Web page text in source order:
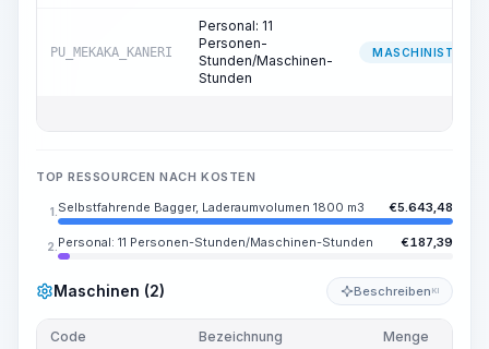
PU_MEKAKA_KANERI
Personal: 11
Personen-
Stunden/Maschinen-
Stunden
MASCHINIST
TOP RESSOURCEN NACH KOSTEN
1. Selbstfahrende Bagger, Laderaumvolumen 1800 m3 €5.643,48
2. Personal: 11 Personen-Stunden/Maschinen-Stunden €187,39
Maschinen (2) Beschreiben KI
Code Bezeichnung Menge